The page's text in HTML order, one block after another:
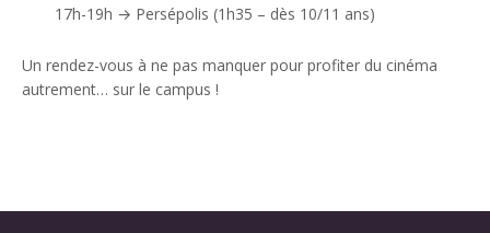
17h-19h → Persépolis (1h35 – dès 10/11 ans)
Un rendez-vous à ne pas manquer pour profiter du cinéma
autrement… sur le campus !